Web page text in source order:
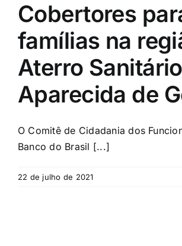
Cobertores
famílias na
Aterro
Aparecida de
O Comitê de Cidadania dos
Banco do Brasil [...]
22 de julho de 2021